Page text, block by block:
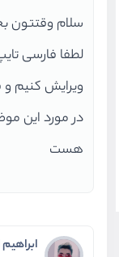
سلام وقتتون
لطفا فارسی
ویرایش کنیم
هست